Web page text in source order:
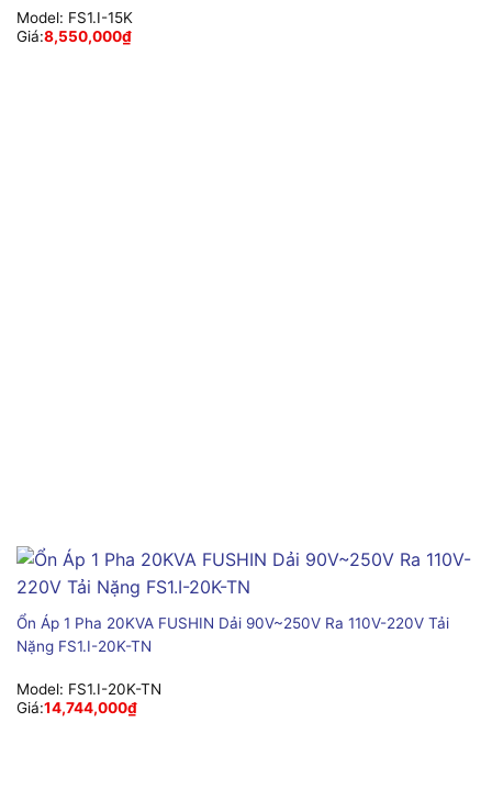
Model: FS1.I-15K
Giá:8,550,000₫
Ổn Áp 1 Pha 20KVA FUSHIN Dải 90V~250V Ra 110V-220V Tải
Nặng FS1.I-20K-TN
Model: FS1.I-20K-TN
Giá:14,744,000₫